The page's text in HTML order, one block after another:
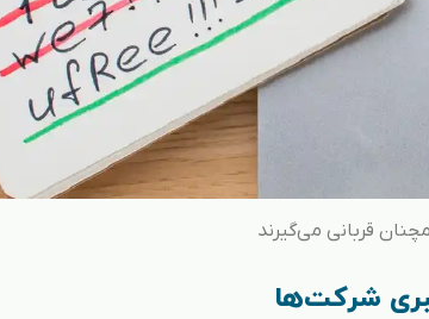
قربانی می‌گیرند
شرکت‌ها